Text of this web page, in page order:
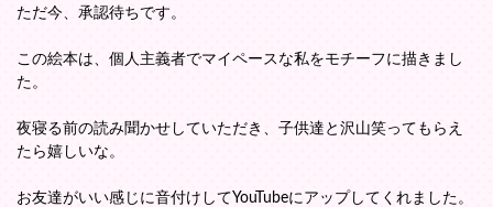
ただ今、承認待ちです。
この絵本は、個人主義者でマイペースな私をモチーフに描きまし
た。
夜寝る前の読み聞かせしていただき、子供達と沢山笑ってもらえ
たら嬉しいな。
お友達がいい感じに音付けしてYouTubeにアップしてくれました。